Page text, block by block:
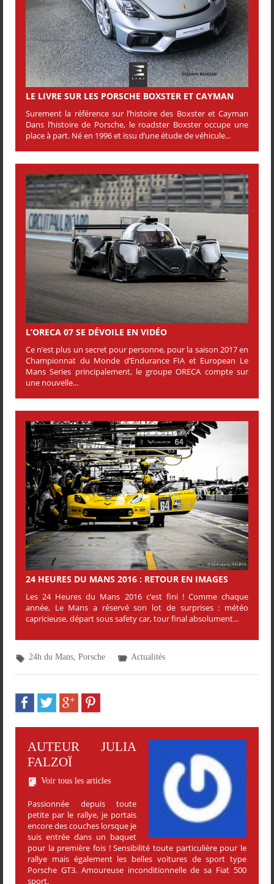
LE LIVRE SUR LES PORSCHE BOXSTER ET CAYMAN
Surement la référence sur l’histoire des Boxster et Cayman
Dans l’histoire de Porsche, le roadster Boxster occupe une
place à part. Né en 1996 et issu d’une étude de véhicule...
L’ORECA 07 SE DÉVOILE EN VIDÉO
Ce n’est plus un secret pour personne, pour la saison 2017 en
Championnat du Monde d’Endurance FIA et European Le
Mans Series principalement, le groupe ORECA compte sur
une nouvelle...
24 HEURES DU MANS 2016 : RETOUR EN IMAGES
Les 24 Heures du Mans 2016 c’est fini ! Comme chaque
année, Le Mans a réservé son lot de surprises : météo
capricieuse, départ sous safety car, tour final absolument...
24h du Mans, Porsche Actualités
AUTEUR JULIA
FALZOÏ
Voir tous les articles
Passionnée depuis toute
petite par le rallye, je portais
encore des couches lorsque je
suis entrée dans un baquet
pour la première fois ! Sensibilité toute particulière pour le
rallye mais également les belles voitures de sport type
Porsche GT3. Amoureuse inconditionnelle de sa Fiat 500
sport.